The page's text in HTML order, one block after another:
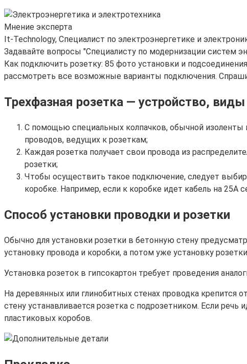
Мнение эксперта
It-Technology, Cпециалист по электроэнергетике и
Задавайте вопросы "Специалисту по модернизации систем
Как подключить розетку: 85 фото установки и
рассмотреть все возможные варианты подключения.
Трехфазная розетка — устройство,
С помощью специальных колпачков, обычной изоленты
проводов, ведущих к розеткам;
Каждая розетка получает свои провода из
розетки;
Чтобы осуществить такое подключение, следует
коробке. Например, если к коробке идет кабель на
Способ установки проводки и розетки
Обычно для установки розетки в бетонную стену
установку провода и коробки, а потом уже установку
Установка розеток в гипсокартон требует проведения
На деревянных или глинобитных стенах проводка крепится
стену устанавливается розетка с подрозетником. Если
пластиковых коробов.